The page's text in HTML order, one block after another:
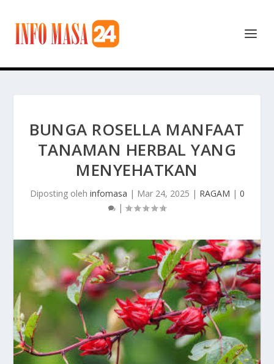
BUNGA ROSELLA MANFAAT
TANAMAN HERBAL YANG
MENYEHATKAN
Diposting oleh infomasa | Mar 24, 2025 | RAGAM | 0
|